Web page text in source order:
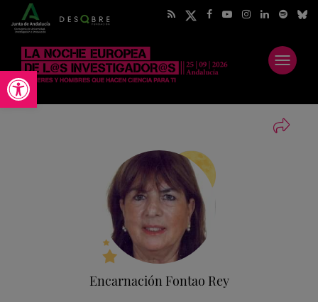
Abrir barra de herramientas
Abrir
menú
Encarnación Fontao Rey